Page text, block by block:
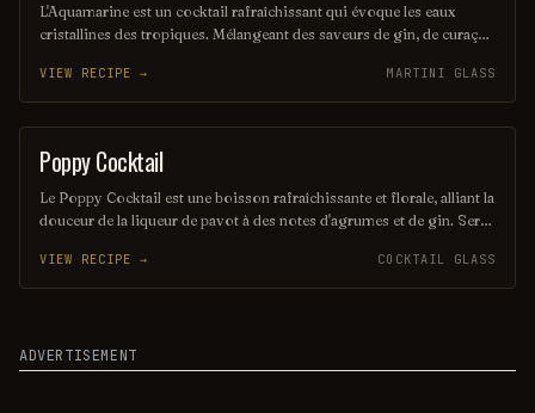
L'Aquamarine est un cocktail rafraîchissant qui évoque les eaux
cristallines des tropiques. Mélangeant des saveurs de gin, de curaçao
légère et envoûtante. Servi dans un verre élégant, ce cocktail est
parfait pour égayer vos soirées d'été.
VIEW RECIPE → MARTINI GLASS
ORDINARY DRINK
Poppy Cocktail
Le Poppy Cocktail est une boisson rafraîchissante et florale, alliant la
douceur de la liqueur de pavot à des notes d'agrumes et de gin. Servi
printanière parfaite pour les soirées en terrasse. Sa couleur vibrante
et son goût délicat en font un choix élégant pour les amateurs de
VIEW RECIPE → COCKTAIL GLASS
ADVERTISEMENT